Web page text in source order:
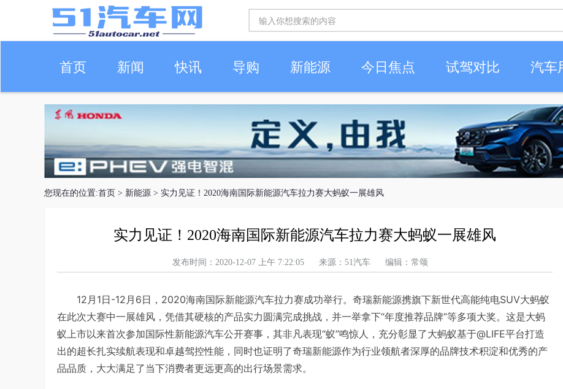
首页 新闻 快讯 导购 新能源 今日焦点 试驾对比 汽车
车生活
您现在的位置:首页 > 新能源 > 实力见证！2020海南国际新能源汽车拉力赛大蚂蚁一展雄风
实力见证！2020海南国际新能源汽车拉力赛大蚂蚁一展雄风
发布时间：2020-12-07 上午 7:22:05 来源：51汽车 编辑：常颂
12月1日-12月6日，2020海南国际新能源汽车拉力赛成功举行。奇瑞新能源携旗下新世代高能纯电SUV大蚂蚁
在此次大赛中一展雄风，凭借其硬核的产品实力圆满完成挑战，并一举拿下“年度推荐品牌”等多项大奖。这是大蚂
蚁上市以来首次参加国际性新能源汽车公开赛事，其非凡表现“蚁”鸣惊人，充分彰显了大蚂蚁基于@LIFE平台打造
出的超长扎实续航表现和卓越驾控性能，同时也证明了奇瑞新能源作为行业领航者深厚的品牌技术积淀和优秀的产
品品质，大大满足了当下消费者更远更高的出行场景需求。